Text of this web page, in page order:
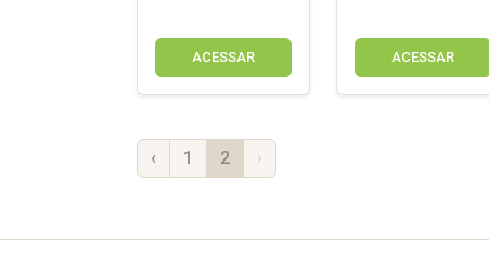
ACESSAR ACESSAR
‹ 1 2 ›